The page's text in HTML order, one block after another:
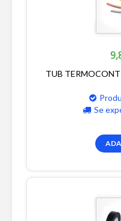
TUB
Se